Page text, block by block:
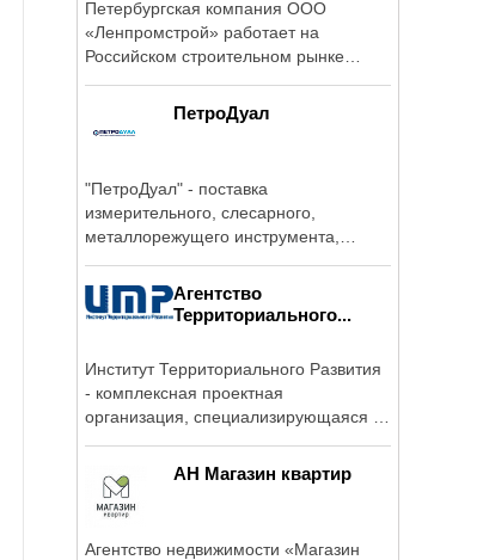
Петербургская компания ООО
«Ленпромстрой» работает на
Российском строительном рынке
ПетроДуал
"ПетроДуал" - поставка
измерительного, слесарного,
металлорежущего инструмента,
Агентство
Территориального...
Институт Территориального Развития
- комплексная проектная
организация, специализирующаяся в
АН Магазин квартир
Агентство недвижимости «Магазин